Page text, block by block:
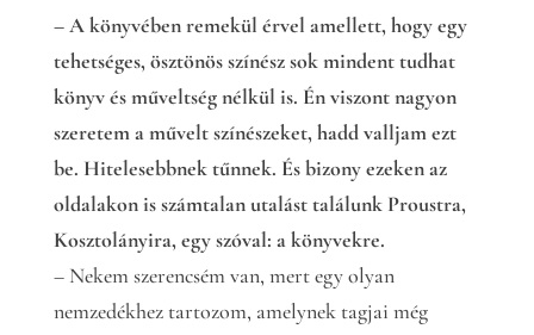
– A könyvében remekül érvel amellett, hogy egy
tehetséges, ösztönös színész sok mindent tudhat
könyv és műveltség nélkül is. Én viszont nagyon
szeretem a művelt színészeket, hadd valljam ezt
be. Hitelesebbnek tűnnek. És bizony ezeken az
oldalakon is számtalan utalást találunk Proustra,
Kosztolányira, egy szóval: a könyvekre.
– Nekem szerencsém van, mert egy olyan
nemzedékhez tartozom, amelynek tagjai még